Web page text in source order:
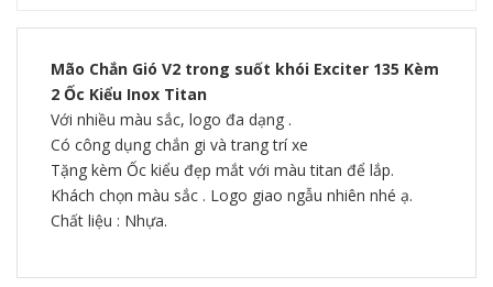
Mão Chắn Gió V2 trong suốt khói Exciter 135 Kèm
2 Ốc Kiểu Inox Titan
Với nhiều màu sắc, logo đa dạng .
Có công dụng chắn gi và trang trí xe
Tặng kèm Ốc kiểu đẹp mắt với màu titan để lắp.
Khách chọn màu sắc . Logo giao ngẫu nhiên nhé ạ.
Chất liệu : Nhựa.